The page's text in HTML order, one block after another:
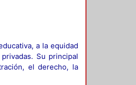
a la equidad
Su principal
el derecho, la